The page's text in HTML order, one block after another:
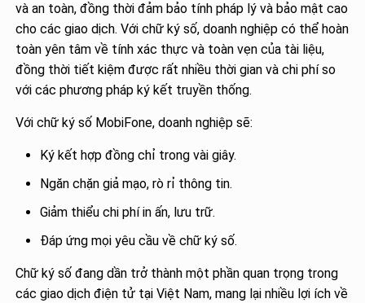
và an toàn, đồng thời đảm bảo tính pháp lý và bảo mật cao
cho các giao dịch. Với chữ ký số, doanh nghiệp có thể hoàn
toàn yên tâm về tính xác thực và toàn vẹn của tài liệu,
đồng thời tiết kiệm được rất nhiều thời gian và chi phí so
với các phương pháp ký kết truyền thống.
Với chữ ký số MobiFone, doanh nghiệp sẽ:
Ký kết hợp đồng chỉ trong vài giây.
Ngăn chặn giả mạo, rò rỉ thông tin.
Giảm thiểu chi phí in ấn, lưu trữ.
Đáp ứng mọi yêu cầu về chữ ký số.
Chữ ký số đang dần trở thành một phần quan trọng trong
các giao dịch điện tử tại Việt Nam, mang lại nhiều lợi ích về